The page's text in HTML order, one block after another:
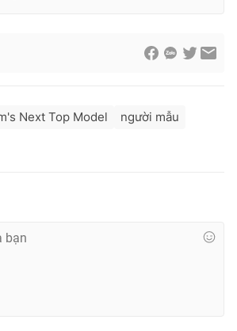
Next Top Model
người mẫu